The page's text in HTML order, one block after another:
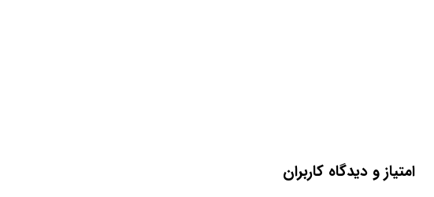
امتیاز و دیدگاه کاربران